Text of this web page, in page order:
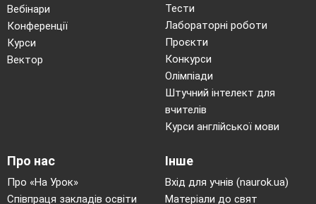
Вебінари
Конференції
Курси
Вектор
Тести
Лабораторні роботи
Проєкти
Конкурси
Олімпіади
Штучний інтелект для
вчителів
Курси англійської мови
Про нас
Про «На Урок»
Співпраця закладів освіти
Інше
Вхід для учнів (naurok.ua)
Матеріали до свят